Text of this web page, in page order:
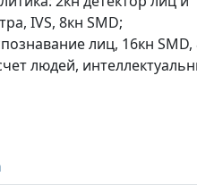
IVS, 8кн SMD;
лиц, 16кн SMD,
людей,